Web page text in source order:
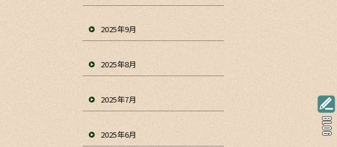
2025年9月
2025年8月
2025年7月
2025年6月